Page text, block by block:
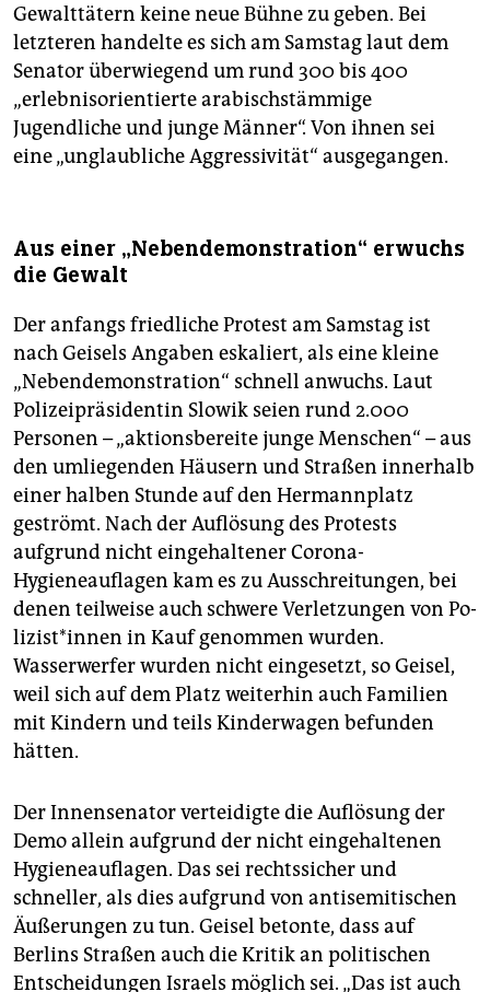
Gewalttätern keine neue Bühne zu geben. Bei
letzteren handelte es sich am Samstag laut dem
Senator überwiegend um rund 300 bis 400
„erlebnisorientierte arabischstämmige
Jugendliche und junge Männer“. Von ihnen sei
eine „unglaubliche Aggressivität“ ausgegangen.
Aus einer „Nebendemonstration“ erwuchs
die Gewalt
Der anfangs friedliche Protest am Samstag ist
nach Geisels Angaben eskaliert, als eine kleine
„Nebendemonstration“ schnell anwuchs. Laut
Polizeipräsidentin Slowik seien rund 2.000
Personen – „aktionsbereite junge Menschen“ – aus
den umliegenden Häusern und Straßen innerhalb
einer halben Stunde auf den Hermannplatz
geströmt. Nach der Auflösung des Protests
aufgrund nicht eingehaltener Corona-
Hygieneauflagen kam es zu Ausschreitungen, bei
denen teilweise auch schwere Verletzungen von Po­
li­zis­t*in­nen in Kauf genommen wurden.
Wasserwerfer wurden nicht eingesetzt, so Geisel,
weil sich auf dem Platz weiterhin auch Familien
mit Kindern und teils Kinderwagen befunden
hätten.
Der Innensenator verteidigte die Auflösung der
Demo allein aufgrund der nicht eingehaltenen
Hygieneauflagen. Das sei rechtssicher und
schneller, als dies aufgrund von antisemitischen
Äußerungen zu tun. Geisel betonte, dass auf
Berlins Straßen auch die Kritik an politischen
Entscheidungen Israels möglich sei. „Das ist auch